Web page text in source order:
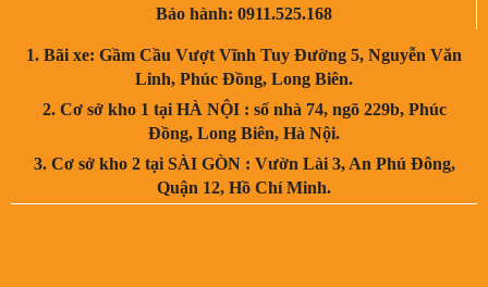
Bảo hành: 0911.525.168
1. Bãi xe: Gầm Cầu Vượt Vĩnh Tuy Đường 5, Nguyễn Văn
Linh, Phúc Đồng, Long Biên.
2. Cơ sở kho 1 tại HÀ NỘI : số nhà 74, ngõ 229b, Phúc
Đồng, Long Biên, Hà Nội.
3. Cơ sở kho 2 tại SÀI GÒN : Vườn Lài 3, An Phú Đông,
Quận 12, Hồ Chí Minh.